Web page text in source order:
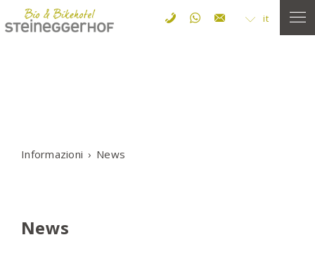
it
Informazioni News
News